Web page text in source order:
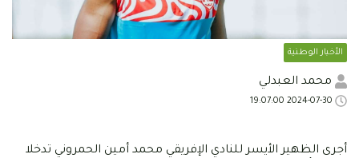
الأخبار الوطنية
محمد العبدلي
أجرى الظهير الأيسر للنادي الإفريقي محمد أمين الحمروني تدخلا